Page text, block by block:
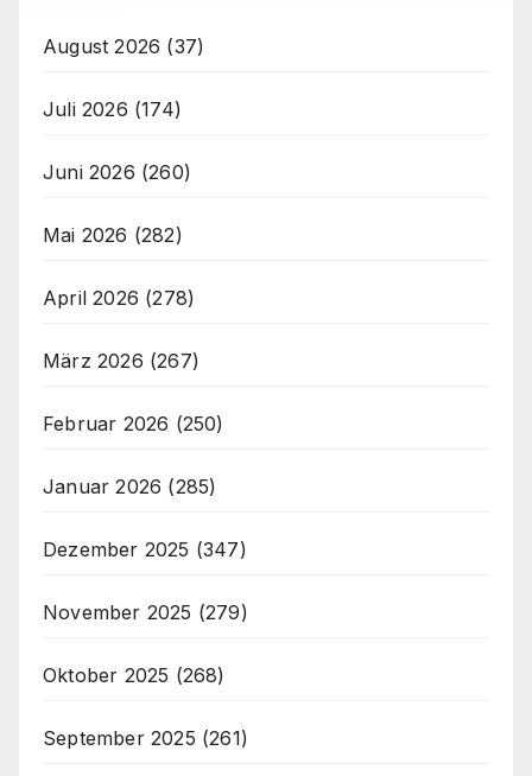
August 2026 (37)
Juli 2026 (174)
Juni 2026 (260)
Mai 2026 (282)
April 2026 (278)
März 2026 (267)
Februar 2026 (250)
Januar 2026 (285)
Dezember 2025 (347)
November 2025 (279)
Oktober 2025 (268)
September 2025 (261)